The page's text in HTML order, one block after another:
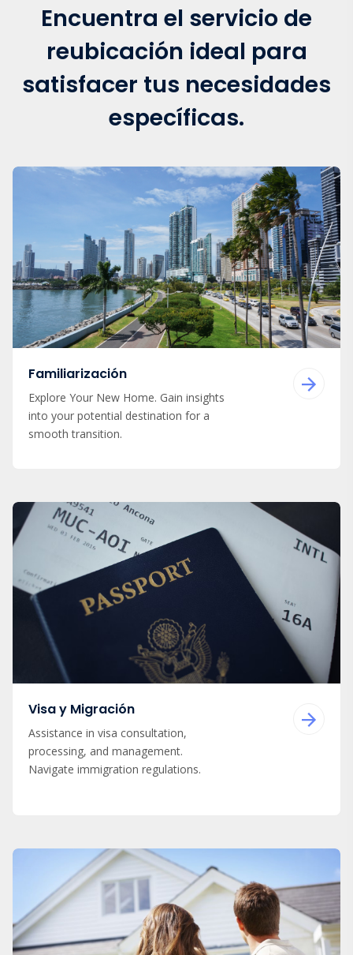
Encuentra el servicio de
reubicación ideal para
satisfacer tus necesidades
específicas.
Familiarización
Explore Your New Home. Gain insights
into your potential destination for a
smooth transition.
Visa y Migración
Assistance in visa consultation,
processing, and management.
Navigate immigration regulations.